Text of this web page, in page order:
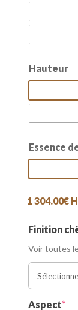
Hauteur
Essence
1 304.00€
Finition
Voir toutes
Aspect*